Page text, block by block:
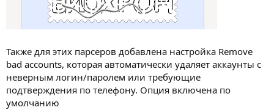
Также для этих парсеров добавлена настройка Remove
bad accounts, которая автоматически удаляет аккаунты с
неверным логин/паролем или требующие
подтверждения по телефону. Опция включена по
умолчанию